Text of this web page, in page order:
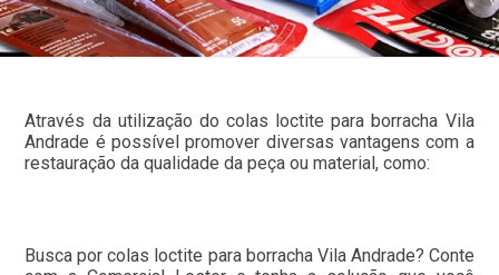
Através da utilização do colas loctite para borracha Vila
Andrade é possível promover diversas vantagens com a
restauração da qualidade da peça ou material, como:
Busca por colas loctite para borracha Vila Andrade? Conte